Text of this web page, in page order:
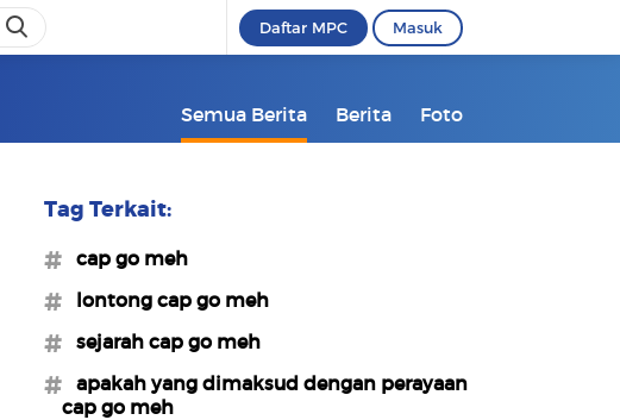
Daftar MPC Masuk
Semua Berita Berita Foto
Tag Terkait:
#cap go meh
#lontong cap go meh
#sejarah cap go meh
#apakah yang dimaksud dengan perayaan
cap go meh